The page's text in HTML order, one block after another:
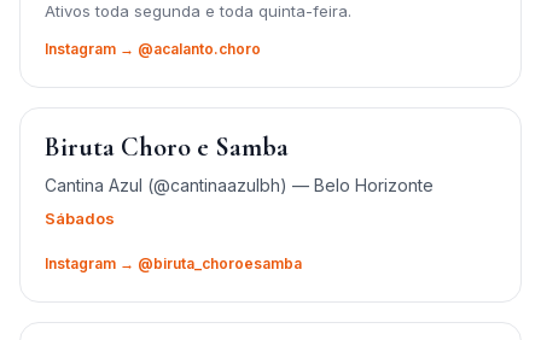
Ativos toda segunda e toda quinta-feira.
Instagram → @acalanto.choro
Biruta Choro e Samba
Cantina Azul (@cantinaazulbh) — Belo Horizonte
Sábados
Instagram → @biruta_choroesamba